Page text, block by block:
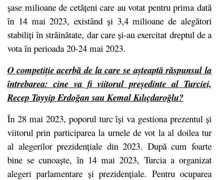
șase milioane de cetățeni care au votat pentru prima dată
în 14 mai 2023, existând și 3,4 milioane de alegători
stabiliți în străinătate, dar care și-au exercitat dreptul de a
vota în perioada 20-24 mai 2023.
O competiție acerbă de la care se așteaptă răspunsul la
întrebarea: cine va fi viitorul președinte al Turciei,
Recep Tayyip ErdoğansauKemal Kılıçdaroğlu?
În 28 mai 2023, poporul turc își va gestiona prezentul și
viitorul prin participarea la urnele de vot la al doilea tur
al alegerilor prezidențiale din 2023. După cum foarte
bine se cunoaște, în 14 mai 2023, Turcia a organizat
alegeri parlamentare și prezidențiale. Pentru ocuparea